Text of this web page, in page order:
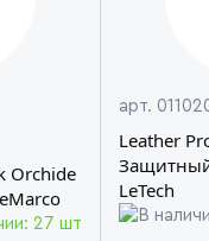
Orchide
27 шт
арт.
Leather
LeTech